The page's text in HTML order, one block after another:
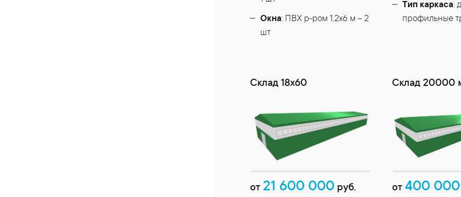
Окна: ПВХ р-ром 1,2х6 м – 2
шт
Тип каркаса:
профильные
Cклад 18х60
от 21 600 000 руб.
Склад 20000
от400